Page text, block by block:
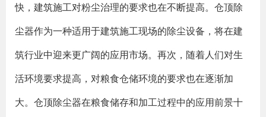
快，建筑施工对粉尘治理的要求也在不断提高。仓顶除
尘器作为一种适用于建筑施工现场的除尘设备，将在建
筑行业中迎来更广阔的应用市场。再次，随着人们对生
活环境要求提高，对粮食仓储环境的要求也在逐渐加
大。仓顶除尘器在粮食储存和加工过程中的应用前景十